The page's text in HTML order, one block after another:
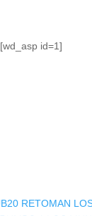
[wd_asp id=1]